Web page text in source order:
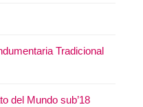
Tradicional
del Mundo sub’18